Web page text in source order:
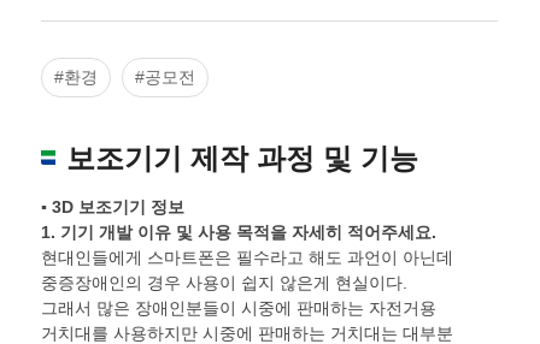
#환경 #공모전
보조기기 제작 과정 및 기능
▪ 3D 보조기기 정보
1. 기기 개발 이유 및 사용 목적을 자세히 적어주세요.
현대인들에게 스마트폰은 필수라고 해도 과언이 아닌데
중증장애인의 경우 사용이 쉽지 않은게 현실이다.
그래서 많은 장애인분들이 시중에 판매하는 자전거용
거치대를 사용하지만 시중에 판매하는 거치대는 대부분